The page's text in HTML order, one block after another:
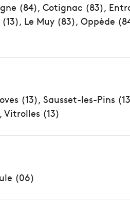
(84), Cotignac (83),
Le Muy (83), Oppède
(13), Sausset-les-Pins
Vitrolles (13)
(06)